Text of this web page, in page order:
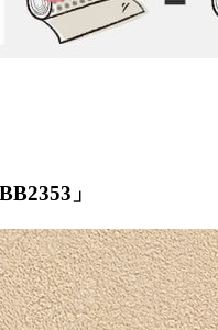
」